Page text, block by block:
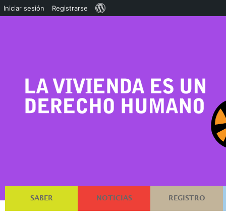
SABER NOTICIAS REGISTRO
Iniciar sesión Registrarse